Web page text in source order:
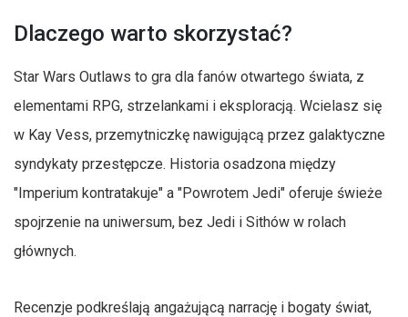
Dlaczego warto skorzystać?
Star Wars Outlaws to gra dla fanów otwartego świata, z
elementami RPG, strzelankami i eksploracją. Wcielasz się
w Kay Vess, przemytniczkę nawigującą przez galaktyczne
syndykaty przestępcze. Historia osadzona między
"Imperium kontratakuje" a "Powrotem Jedi" oferuje świeże
spojrzenie na uniwersum, bez Jedi i Sithów w rolach
głównych.
Recenzje podkreślają angażującą narrację i bogaty świat,